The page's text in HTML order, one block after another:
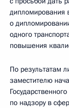
дипломирования
о
одного
повышения
По результатам
заместителю
по надзору в